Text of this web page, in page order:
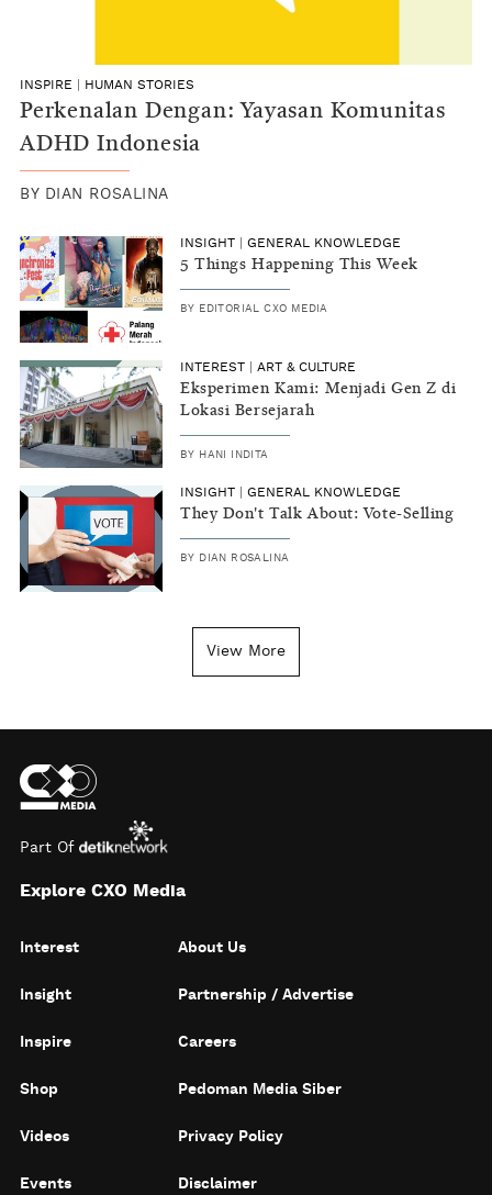
INSPIRE HUMAN STORIES
Perkenalan Dengan: Yayasan Komunitas
ADHD Indonesia
BY DIAN ROSALINA
INSIGHT GENERAL KNOWLEDGE
5 Things Happening This Week
BY EDITORIAL CXO MEDIA
INTEREST ART & CULTURE
Eksperimen Kami: Menjadi Gen Z di
Lokasi Bersejarah
BY HANI INDITA
INSIGHT GENERAL KNOWLEDGE
They Don't Talk About: Vote-Selling
BY DIAN ROSALINA
View More
Part Of
Explore CXO Media
Interest
Insight
Inspire
Shop
Videos
Events
About Us
Partnership / Advertise
Careers
Pedoman Media Siber
Privacy Policy
Disclaimer